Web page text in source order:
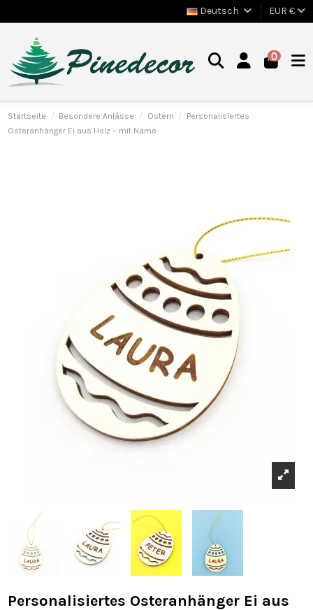
Deutsch EUR €
0
Startseite Besondere Anlässe Ostern
Personalisiertes
Osteranhänger Ei aus Holz – mit Name
Personalisiertes Osteranhänger Ei aus